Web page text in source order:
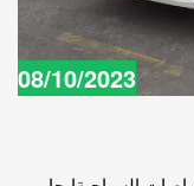
08/10/2023